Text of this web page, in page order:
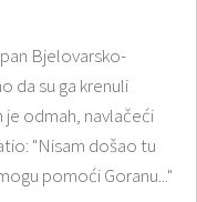
Bjelovarsko-
da su ga krenuli
je odmah, navlačeći
"Nisam došao tu
pomoći Goranu..."